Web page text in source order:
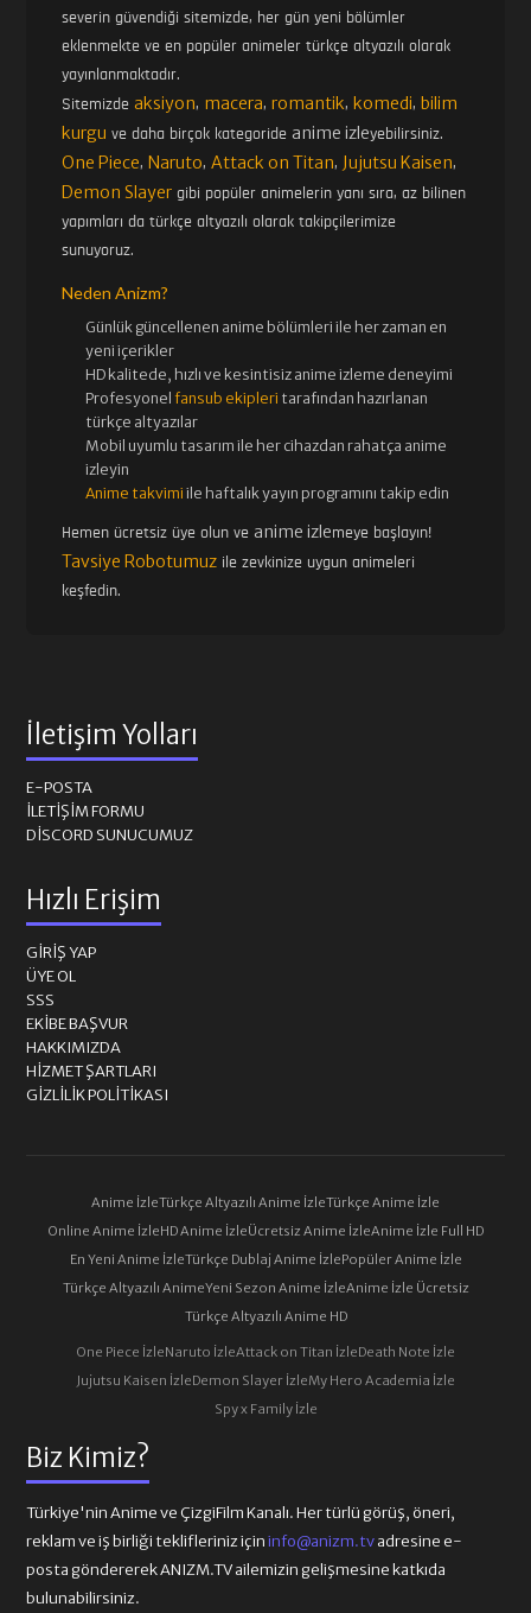
severin güvendiği sitemizde, her gün yeni bölümler
eklenmekte ve en popüler animeler türkçe altyazılı olarak
yayınlanmaktadır.
Sitemizdeaksiyon, macera,romantik, komedi, bilim
kurgu ve daha birçok kategoride anime izleyebilirsiniz.
One Piece, Naruto,Attack on Titan, Jujutsu Kaisen,
Demon Slayer gibi popüler animelerin yanı sıra, az bilinen
yapımları da türkçe altyazılı olarak takipçilerimize
sunuyoruz.
Neden Anizm?
Günlük güncellenen anime bölümleri ile her zaman en
yeni içerikler
HD kalitede, hızlı ve kesintisiz anime izleme deneyimi
Profesyonelfansub ekipleri tarafından hazırlanan
türkçe altyazılar
Mobil uyumlu tasarım ile her cihazdan rahatça anime
izleyin
Anime takvimi ile haftalık yayın programını takip edin
Hemen ücretsiz üye olun ve anime izlemeye başlayın!
Tavsiye Robotumuz ile zevkinize uygun animeleri
keşfedin.
Biz Kimiz?
Türkiye'nin Anime ve ÇizgiFilm Kanalı. Her türlü görüş, öneri,
reklam ve iş birliği teklifleriniz içininfo@anizm.tvadresine e-
posta göndererek ANIZM.TV ailemizin gelişmesine katkıda
bulunabilirsiniz.
İletişim Yolları
E-POSTA
İLETIŞIM FORMU
DISCORD SUNUCUMUZ
Hızlı Erişim
GIRIŞ YAP
ÜYE OL
SSS
EKIBE BAŞVUR
HAKKIMIZDA
HIZMET ŞARTLARI
GIZLILIK POLITIKASI
Anime İzleTürkçe Altyazılı Anime İzleTürkçe Anime İzle
Online Anime İzleHD Anime İzleÜcretsiz Anime İzleAnime İzle Full HD
En Yeni Anime İzleTürkçe Dublaj Anime İzlePopüler Anime İzle
Türkçe Altyazılı AnimeYeni Sezon Anime İzleAnime İzle Ücretsiz
Türkçe Altyazılı Anime HD
One Piece İzleNaruto İzleAttack on Titan İzleDeath Note İzle
Jujutsu Kaisen İzleDemon Slayer İzleMy Hero Academia İzle
Spy x Family İzle